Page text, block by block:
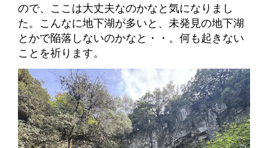
ので、ここは大丈夫なのかなと気になりまし
た。こんなに地下湖が多いと、未発見の地下湖
とかで陥落しないのかなと・・。何も起きない
ことを祈ります。